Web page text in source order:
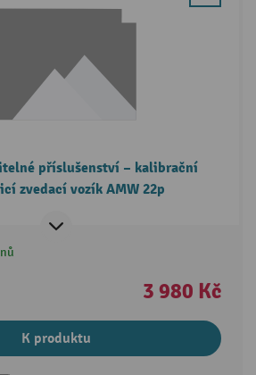
příslušenství – kalibrační
zvedací vozík AMW 22p
3 980 Kč
K produktu